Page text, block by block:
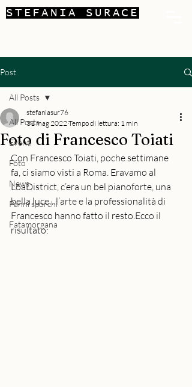
STEFANIA SURACE
Post
All Posts
Eventi
Foto
News
Panni sporchi
Fatamorgana
All Posts
Foto di Francesco Toiati
stefaniasur76
31 mag 2022Tempo di lettura: 1 min
Con Francesco Toiati, poche settimane
fa, ci siamo visti a Roma. Eravamo al
LoaDistrict, c’era un bel pianoforte, una
bella luce…l’arte e la professionalità di
Francesco hanno fatto il resto.Ecco il
risultato: